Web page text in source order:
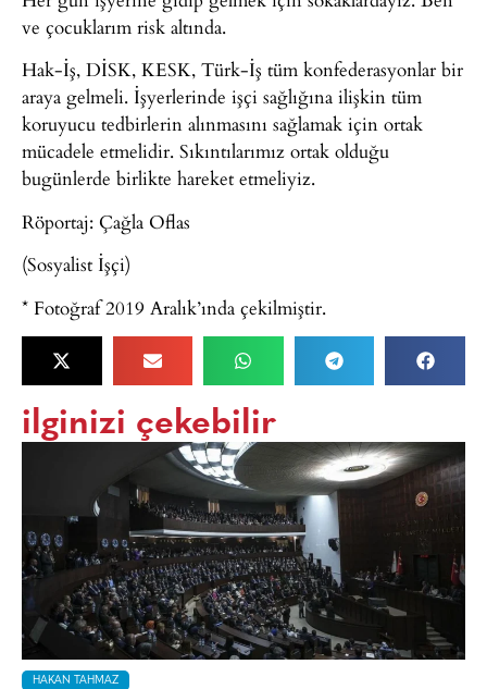
ve çocuklarım risk altında.
Hak-İş, DİSK, KESK, Türk-İş tüm konfederasyonlar bir
araya gelmeli. İşyerlerinde işçi sağlığına ilişkin tüm
koruyucu tedbirlerin alınmasını sağlamak için ortak
mücadele etmelidir. Sıkıntılarımız ortak olduğu
bugünlerde birlikte hareket etmeliyiz.
Röportaj: Çağla Oflas
(Sosyalist İşçi)
* Fotoğraf 2019 Aralık’ında çekilmiştir.
ilginizi çekebilir
HAKAN TAHMAZ